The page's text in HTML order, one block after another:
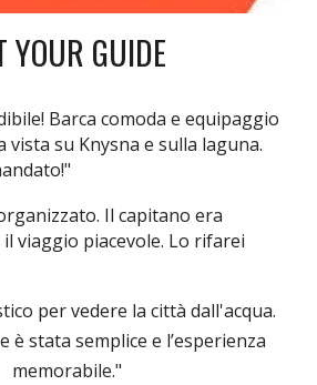
YOUR GUIDE
Barca comoda e equipaggio
vista su Knysna e sulla laguna.
Il capitano era
viaggio piacevole. Lo rifarei
per vedere la città dall'acqua.
è stata semplice e l’esperienza
memorabile."